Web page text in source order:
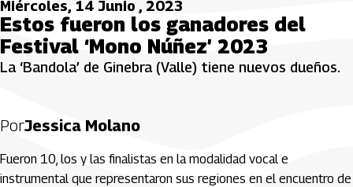
Miércoles, 14 Junio , 2023
Estos fueron los ganadores del
Festival ‘Mono Núñez’ 2023
La ‘Bandola’ de Ginebra (Valle) tiene nuevos dueños.
PorJessica Molano
Fueron 10, los y las finalistas en la modalidad vocal e
instrumental que representaron sus regiones en el encuentro de